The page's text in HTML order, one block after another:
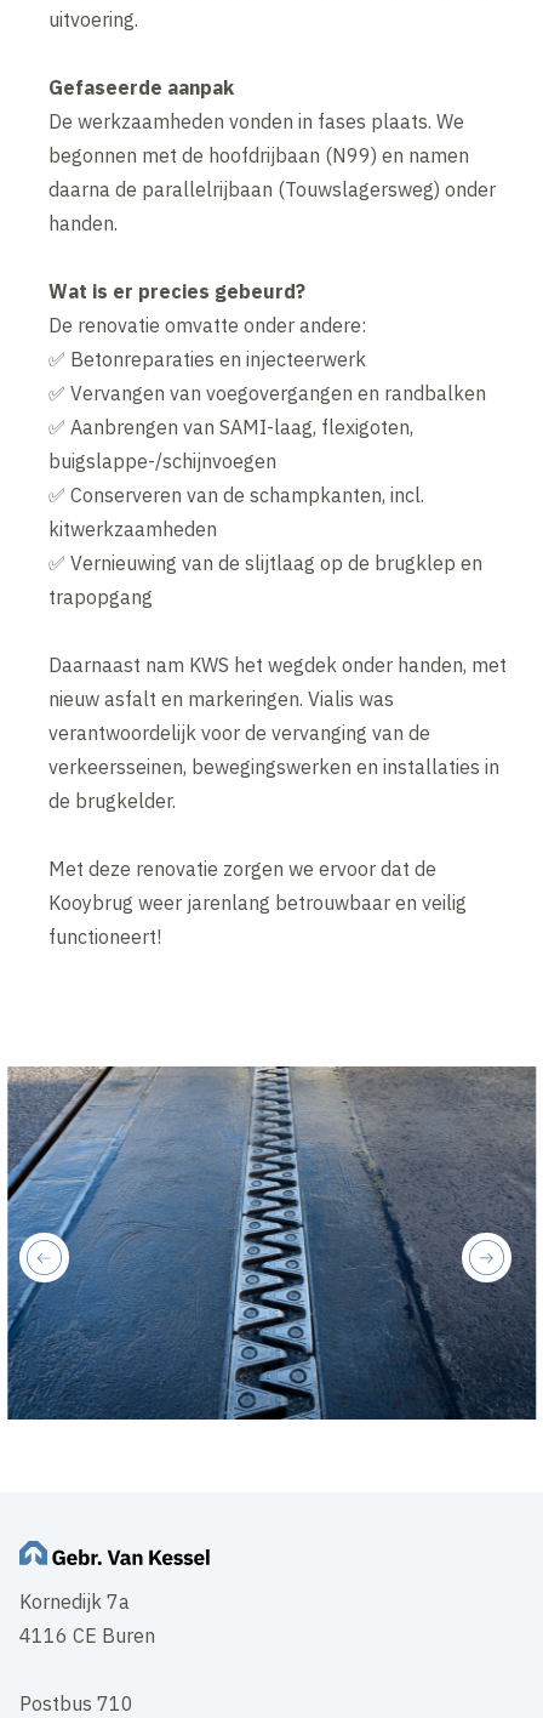
uitvoering.
Gefaseerde aanpak
De werkzaamheden vonden in fases plaats. We
begonnen met de hoofdrijbaan (N99) en namen
daarna de parallelrijbaan (Touwslagersweg) onder
handen.
Wat is er precies gebeurd?
De renovatie omvatte onder andere:
✅ Betonreparaties en injecteerwerk
✅ Vervangen van voegovergangen en randbalken
✅ Aanbrengen van SAMI-laag, flexigoten,
buigslappe-/schijnvoegen
✅ Conserveren van de schampkanten, incl.
kitwerkzaamheden
✅ Vernieuwing van de slijtlaag op de brugklep en
trapopgang
Daarnaast nam KWS het wegdek onder handen, met
nieuw asfalt en markeringen. Vialis was
verantwoordelijk voor de vervanging van de
verkeersseinen, bewegingswerken en installaties in
de brugkelder.
Met deze renovatie zorgen we ervoor dat de
Kooybrug weer jarenlang betrouwbaar en veilig
functioneert!
next
previous
Kornedijk 7a
4116 CE Buren
Postbus 710